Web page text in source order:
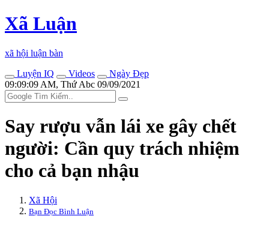
Xã Luận
xã hội luận bàn
Luyện IQ
Videos
Ngày Đẹp
09:09:09 AM, Thứ Abc 09/09/2021
Say rượu vẫn lái xe gây chết
người: Cần quy trách nhiệm
cho cả bạn nhậu
Xã Hội
Bạn Đọc Bình Luận